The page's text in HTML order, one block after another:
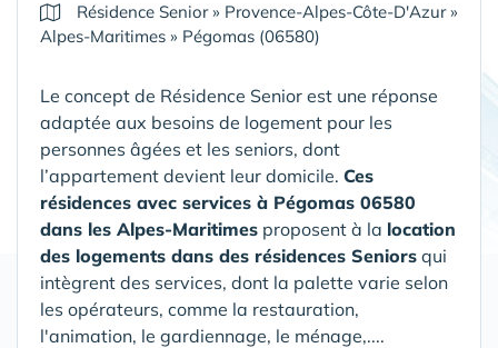
Résidence Senior» Provence-Alpes-Côte-D'Azur»
Alpes-Maritimes » Pégomas (06580)
Le concept de Résidence Senior est une réponse
adaptée aux besoins de logement pour les
personnes âgées et les seniors, dont
l’appartement devient leur domicile. Ces
résidences avec services à Pégomas 06580
dans les Alpes-Maritimes proposent à la location
des logements dans des résidences Seniors qui
intègrent des services, dont la palette varie selon
les opérateurs, comme la restauration,
l'animation, le gardiennage, le ménage,....